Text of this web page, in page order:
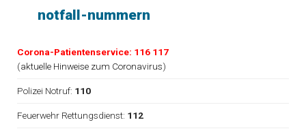
notfall-nummern
Corona-Patientenservice: 116 117
(aktuelle Hinweise zum Coronavirus)
Polizei Notruf: 110
Feuerwehr Rettungsdienst: 112